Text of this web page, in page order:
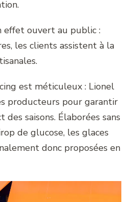
effet ouvert au public :
les clients assistent à la
est méticuleux : Lionel
producteurs pour garantir
saisons. Élaborées sans
de glucose, les glaces
donc proposées en